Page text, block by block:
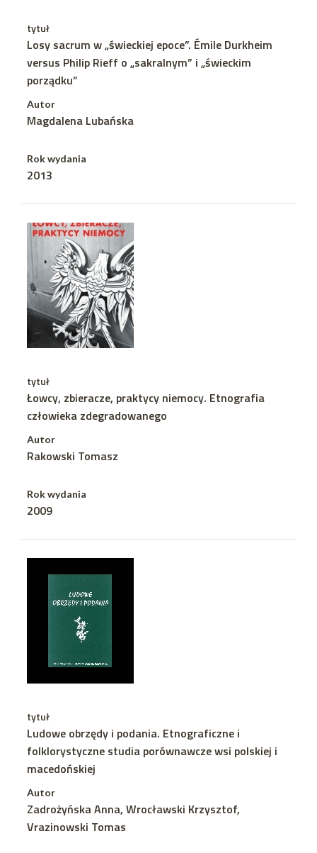
tytuł
Losy sacrum w „świeckiej epoce”. Émile Durkheim
versus Philip Rieff o „sakralnym” i „świeckim
porządku”
Autor
Magdalena Lubańska
Rok wydania
2013
tytuł
Łowcy, zbieracze, praktycy niemocy. Etnografia
człowieka zdegradowanego
Autor
Rakowski Tomasz
Rok wydania
2009
tytuł
Ludowe obrzędy i podania. Etnograficzne i
folklorystyczne studia porównawcze wsi polskiej i
macedońskiej
Autor
Zadrożyńska Anna, Wrocławski Krzysztof,
Vrazinowski Tomas